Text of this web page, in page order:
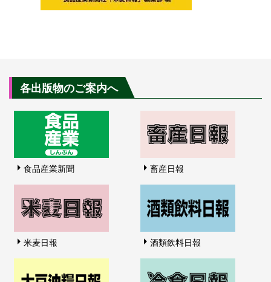
各出版物のご案内へ
食品産業新聞 畜産日報
米麦日報 酒類飲料日報